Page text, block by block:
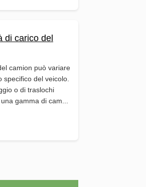
di carico del
camion può variare
del veicolo.
o di traslochi
gamma di cam...